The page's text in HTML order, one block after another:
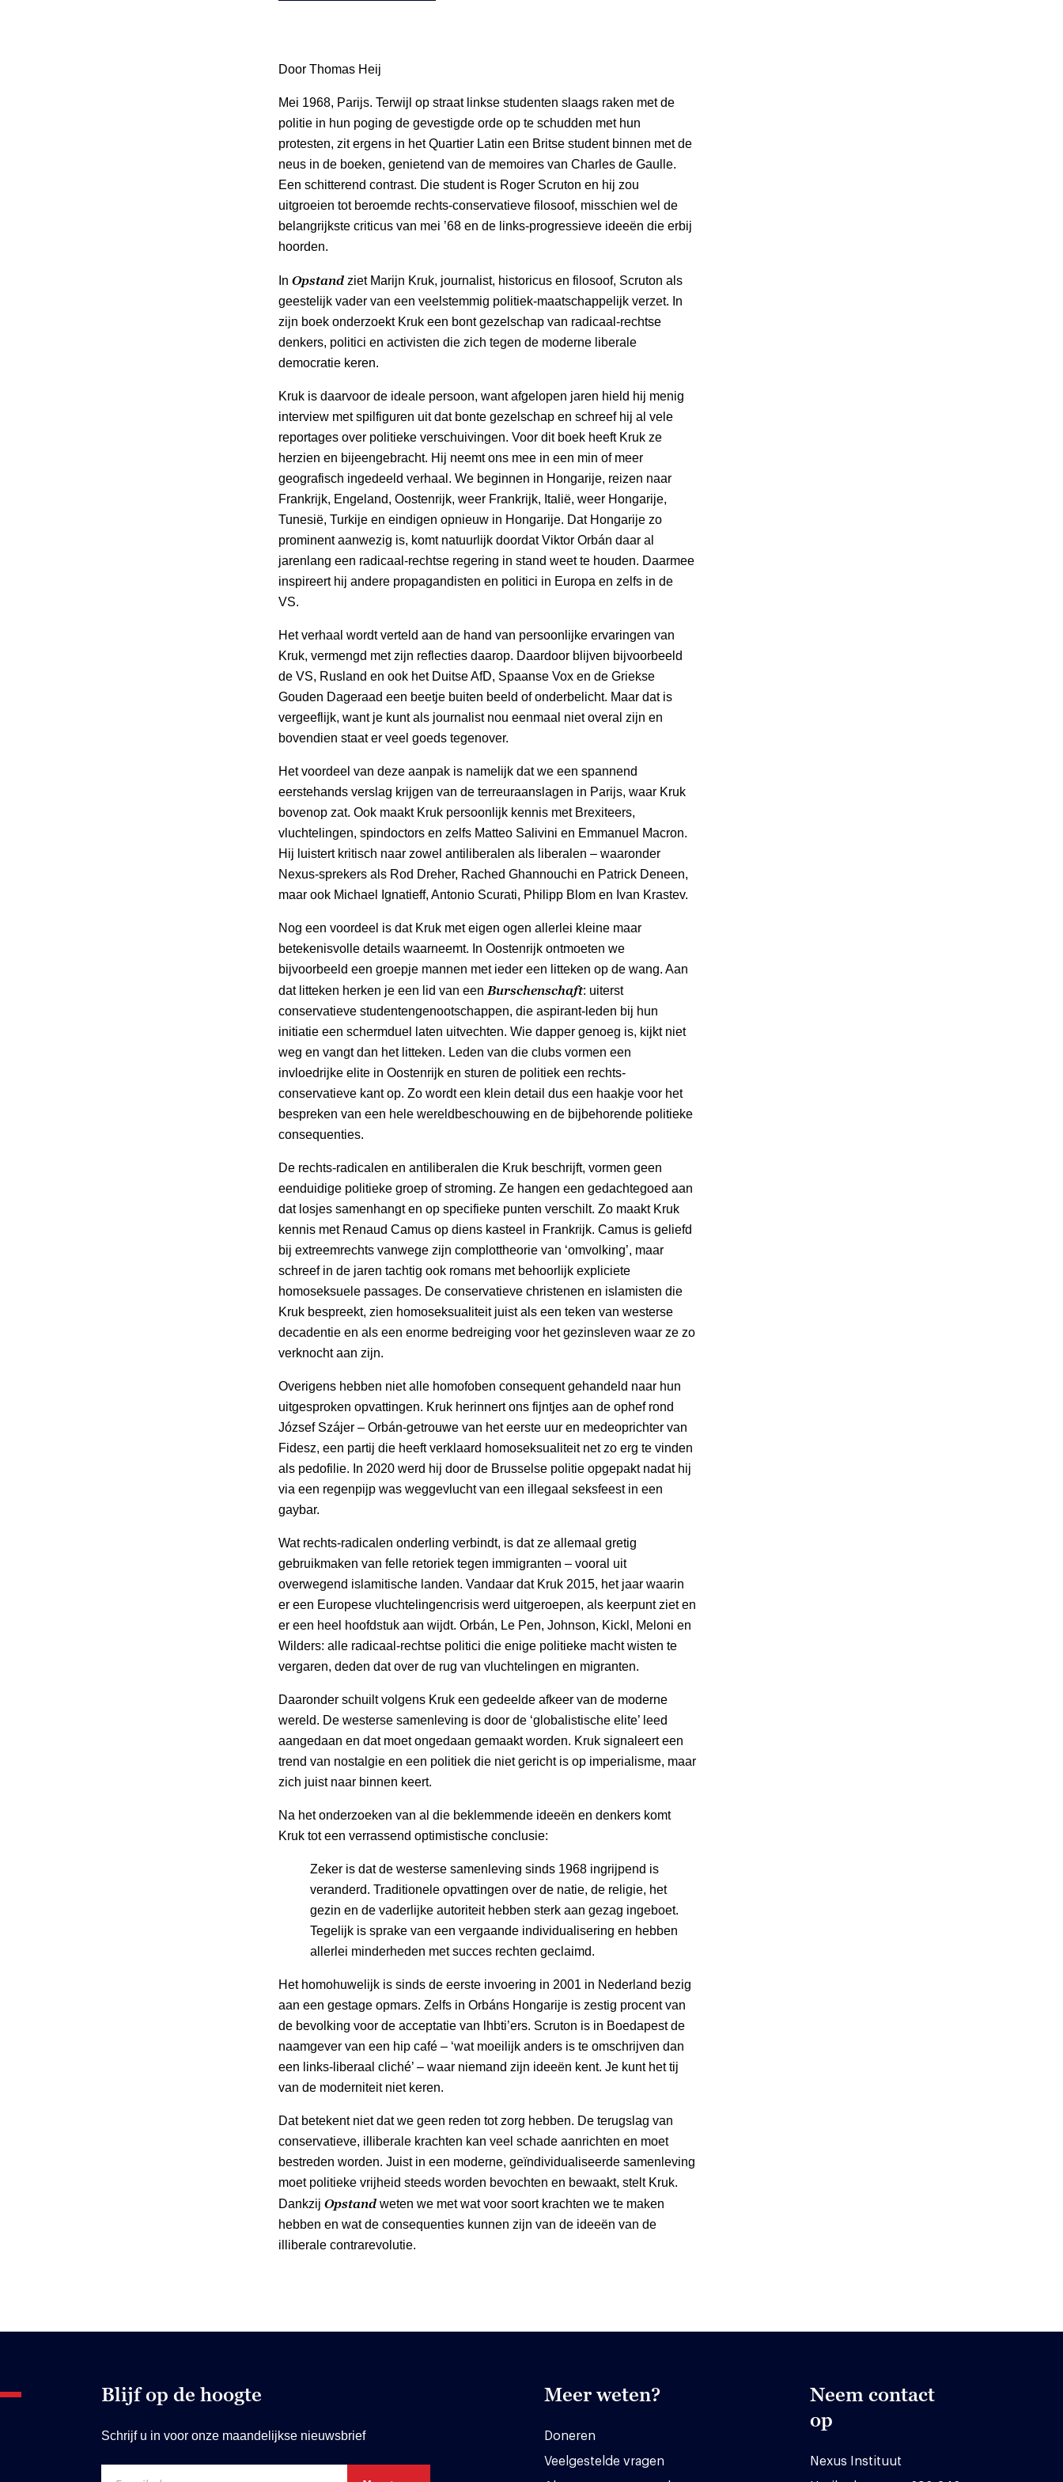
Door Thomas Heij
Mei 1968, Parijs. Terwijl op straat linkse studenten slaags raken met de
politie in hun poging de gevestigde orde op te schudden met hun
protesten, zit ergens in het Quartier Latin een Britse student binnen met de
neus in de boeken, genietend van de memoires van Charles de Gaulle.
Een schitterend contrast. Die student is Roger Scruton en hij zou
uitgroeien tot beroemde rechts-conservatieve filosoof, misschien wel de
belangrijkste criticus van mei ’68 en de links-progressieve ideeën die erbij
hoorden.
In Opstand ziet Marijn Kruk, journalist, historicus en filosoof, Scruton als
geestelijk vader van een veelstemmig politiek-maatschappelijk verzet. In
zijn boek onderzoekt Kruk een bont gezelschap van radicaal-rechtse
denkers, politici en activisten die zich tegen de moderne liberale
democratie keren.
Kruk is daarvoor de ideale persoon, want afgelopen jaren hield hij menig
interview met spilfiguren uit dat bonte gezelschap en schreef hij al vele
reportages over politieke verschuivingen. Voor dit boek heeft Kruk ze
herzien en bijeengebracht. Hij neemt ons mee in een min of meer
geografisch ingedeeld verhaal. We beginnen in Hongarije, reizen naar
Frankrijk, Engeland, Oostenrijk, weer Frankrijk, Italië, weer Hongarije,
Tunesië, Turkije en eindigen opnieuw in Hongarije. Dat Hongarije zo
prominent aanwezig is, komt natuurlijk doordat Viktor Orbán daar al
jarenlang een radicaal-rechtse regering in stand weet te houden. Daarmee
inspireert hij andere propagandisten en politici in Europa en zelfs in de
VS.
Het verhaal wordt verteld aan de hand van persoonlijke ervaringen van
Kruk, vermengd met zijn reflecties daarop. Daardoor blijven bijvoorbeeld
de VS, Rusland en ook het Duitse AfD, Spaanse Vox en de Griekse
Gouden Dageraad een beetje buiten beeld of onderbelicht. Maar dat is
vergeeflijk, want je kunt als journalist nou eenmaal niet overal zijn en
bovendien staat er veel goeds tegenover.
Het voordeel van deze aanpak is namelijk dat we een spannend
eerstehands verslag krijgen van de terreuraanslagen in Parijs, waar Kruk
bovenop zat. Ook maakt Kruk persoonlijk kennis met Brexiteers,
vluchtelingen, spindoctors en zelfs Matteo Salivini en Emmanuel Macron.
Hij luistert kritisch naar zowel antiliberalen als liberalen – waaronder
Nexus-sprekers als Rod Dreher, Rached Ghannouchi en Patrick Deneen,
maar ook Michael Ignatieff, Antonio Scurati, Philipp Blom en Ivan Krastev.
Nog een voordeel is dat Kruk met eigen ogen allerlei kleine maar
betekenisvolle details waarneemt. In Oostenrijk ontmoeten we
bijvoorbeeld een groepje mannen met ieder een litteken op de wang. Aan
dat litteken herken je een lid van een Burschenschaft: uiterst
conservatieve studentengenootschappen, die aspirant-leden bij hun
initiatie een schermduel laten uitvechten. Wie dapper genoeg is, kijkt niet
weg en vangt dan het litteken. Leden van die clubs vormen een
invloedrijke elite in Oostenrijk en sturen de politiek een rechts-
conservatieve kant op. Zo wordt een klein detail dus een haakje voor het
bespreken van een hele wereldbeschouwing en de bijbehorende politieke
consequenties.
De rechts-radicalen en antiliberalen die Kruk beschrijft, vormen geen
eenduidige politieke groep of stroming. Ze hangen een gedachtegoed aan
dat losjes samenhangt en op specifieke punten verschilt. Zo maakt Kruk
kennis met Renaud Camus op diens kasteel in Frankrijk. Camus is geliefd
bij extreemrechts vanwege zijn complottheorie van ‘omvolking’, maar
schreef in de jaren tachtig ook romans met behoorlijk expliciete
homoseksuele passages. De conservatieve christenen en islamisten die
Kruk bespreekt, zien homoseksualiteit juist als een teken van westerse
decadentie en als een enorme bedreiging voor het gezinsleven waar ze zo
verknocht aan zijn.
Overigens hebben niet alle homofoben consequent gehandeld naar hun
uitgesproken opvattingen. Kruk herinnert ons fijntjes aan de ophef rond
József Szájer – Orbán-getrouwe van het eerste uur en medeoprichter van
Fidesz, een partij die heeft verklaard homoseksualiteit net zo erg te vinden
als pedofilie. In 2020 werd hij door de Brusselse politie opgepakt nadat hij
via een regenpijp was weggevlucht van een illegaal seksfeest in een
gaybar.
Wat rechts-radicalen onderling verbindt, is dat ze allemaal gretig
gebruikmaken van felle retoriek tegen immigranten – vooral uit
overwegend islamitische landen. Vandaar dat Kruk 2015, het jaar waarin
er een Europese vluchtelingencrisis werd uitgeroepen, als keerpunt ziet en
er een heel hoofdstuk aan wijdt. Orbán, Le Pen, Johnson, Kickl, Meloni en
Wilders: alle radicaal-rechtse politici die enige politieke macht wisten te
vergaren, deden dat over de rug van vluchtelingen en migranten.
Daaronder schuilt volgens Kruk een gedeelde afkeer van de moderne
wereld. De westerse samenleving is door de ‘globalistische elite’ leed
aangedaan en dat moet ongedaan gemaakt worden. Kruk signaleert een
trend van nostalgie en een politiek die niet gericht is op imperialisme, maar
zich juist naar binnen keert.
Na het onderzoeken van al die beklemmende ideeën en denkers komt
Kruk tot een verrassend optimistische conclusie:
Zeker is dat de westerse samenleving sinds 1968 ingrijpend is
veranderd. Traditionele opvattingen over de natie, de religie, het
gezin en de vaderlijke autoriteit hebben sterk aan gezag ingeboet.
Tegelijk is sprake van een vergaande individualisering en hebben
allerlei minderheden met succes rechten geclaimd.
Het homohuwelijk is sinds de eerste invoering in 2001 in Nederland bezig
aan een gestage opmars. Zelfs in Orbáns Hongarije is zestig procent van
de bevolking voor de acceptatie van lhbti’ers. Scruton is in Boedapest de
naamgever van een hip café – ‘wat moeilijk anders is te omschrijven dan
een links-liberaal cliché’ – waar niemand zijn ideeën kent. Je kunt het tij
van de moderniteit niet keren.
Dat betekent niet dat we geen reden tot zorg hebben. De terugslag van
conservatieve, illiberale krachten kan veel schade aanrichten en moet
bestreden worden. Juist in een moderne, geïndividualiseerde samenleving
moet politieke vrijheid steeds worden bevochten en bewaakt, stelt Kruk.
Dankzij Opstand weten we met wat voor soort krachten we te maken
hebben en wat de consequenties kunnen zijn van de ideeën van de
illiberale contrarevolutie.
Blijf op de hoogte
Schrijf u in voor onze maandelijkse nieuwsbrief
Meer weten?
Doneren
Veelgestelde vragen
Neem contact
op
Nexus Instituut